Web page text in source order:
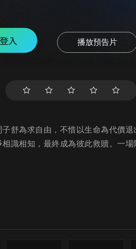
入 播放預告片
子舒為求自由，不惜以生命為代價
相識相知，最終成為彼此救贖。一